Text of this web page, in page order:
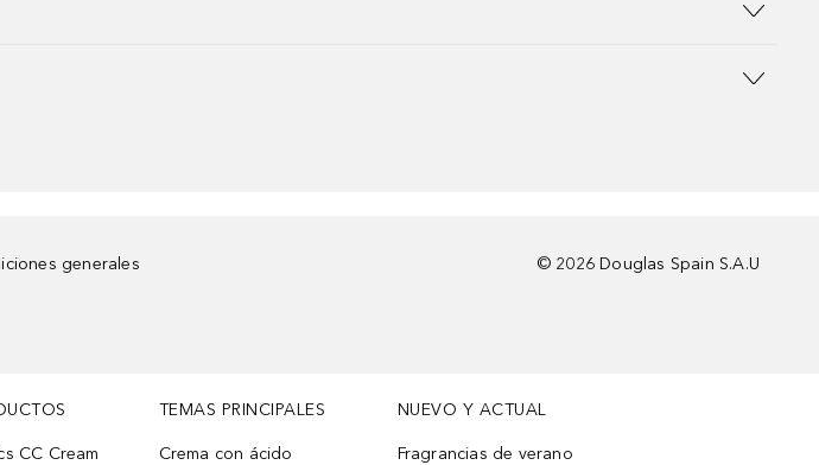
generales
© 2026 Douglas Spain S.A.U
CC Cream
TEMAS PRINCIPALES
Crema con ácido
NUEVO Y ACTUAL
Fragrancias de verano